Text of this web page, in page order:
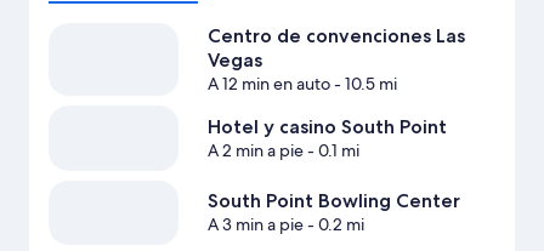
Centro de convenciones Las
Vegas
A 12 min en auto- 10.5 mi
Hotel y casino South Point
A 2 min a pie- 0.1 mi
South Point Bowling Center
A 3 min a pie- 0.2 mi